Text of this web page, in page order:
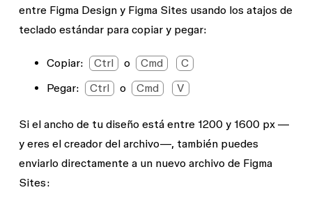
entre Figma Design y Figma Sites usando los atajos de
teclado estándar para copiar y pegar:
Copiar: Ctrl o Cmd
C
Pegar: Ctrl o Cmd V
Si el ancho de tu diseño está entre 1200 y 1600 px —
y eres el creador del archivo—, también puedes
enviarlo directamente a un nuevo archivo de Figma
Sites: